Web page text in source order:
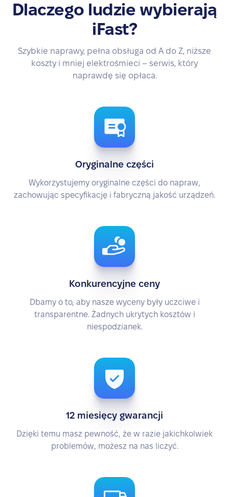
Dlaczego ludzie wybierają
iFast?
Szybkie naprawy, pełna obsługa od A do Z, niższe
koszty i mniej elektrośmieci – serwis, który
naprawdę się opłaca.
Oryginalne części
Wykorzystujemy oryginalne części do napraw,
zachowując specyfikację i fabryczną jakość urządzeń.
Konkurencyjne ceny
Dbamy o to, aby nasze wyceny były uczciwe i
transparentne. Żadnych ukrytych kosztów i
niespodzianek.
12 miesięcy gwarancji
Dzięki temu masz pewność, że w razie jakichkolwiek
problemów, możesz na nas liczyć.